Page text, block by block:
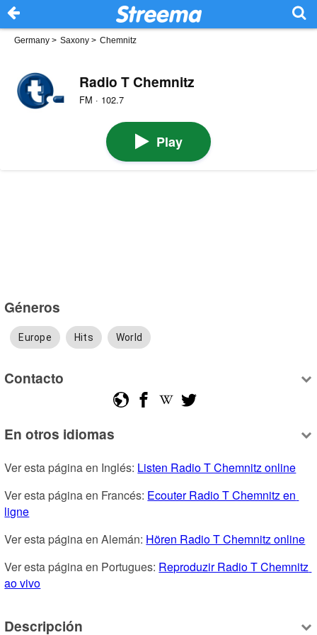
Germany > Saxony > Chemnitz
Radio T Chemnitz
FM · 102.7
Play
Géneros
Europe Hits World
Contacto
En otros idiomas
Ver esta página en Inglés: Listen Radio T Chemnitz online
Ver esta página en Francés: Ecouter Radio T Chemnitz en
ligne
Ver esta página en Alemán: Hören Radio T Chemnitz online
Ver esta página en Portugues: Reproduzir Radio T Chemnitz
ao vivo
Descripción